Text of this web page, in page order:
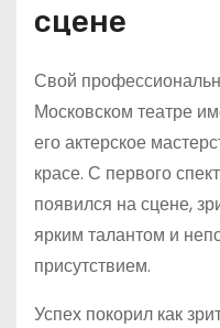
сцене
Свой
Московском театре
его актерское
красе. С первого
появился на сцене,
ярким талантом и
присутствием.
Успех покорил как